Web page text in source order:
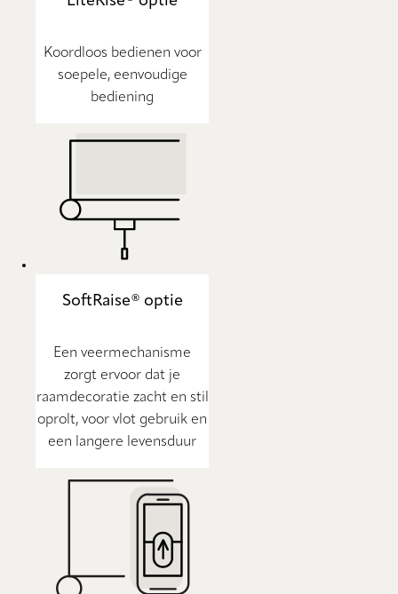
Koordloos bedienen voor
soepele, eenvoudige
bediening
SoftRaise® optie
Een veermechanisme
zorgt ervoor dat je
raamdecoratie zacht en stil
oprolt, voor vlot gebruik en
een langere levensduur